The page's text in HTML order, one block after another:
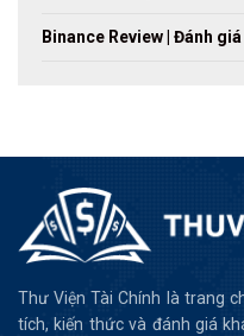
Binance Review | Đánh
Thư Viện Tài Chính là trang
tích, kiến thức và đánh giá